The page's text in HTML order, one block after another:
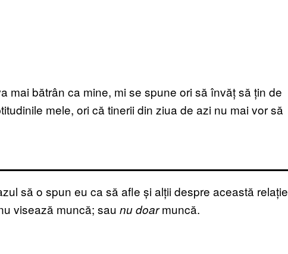
mai bătrân ca mine, mi se spune ori să învăț să țin de
mele, ori că tinerii din ziua de azi nu mai vor să
să o spun eu ca să afle și alții despre această relație
visează muncă; sau nu doarmuncă.